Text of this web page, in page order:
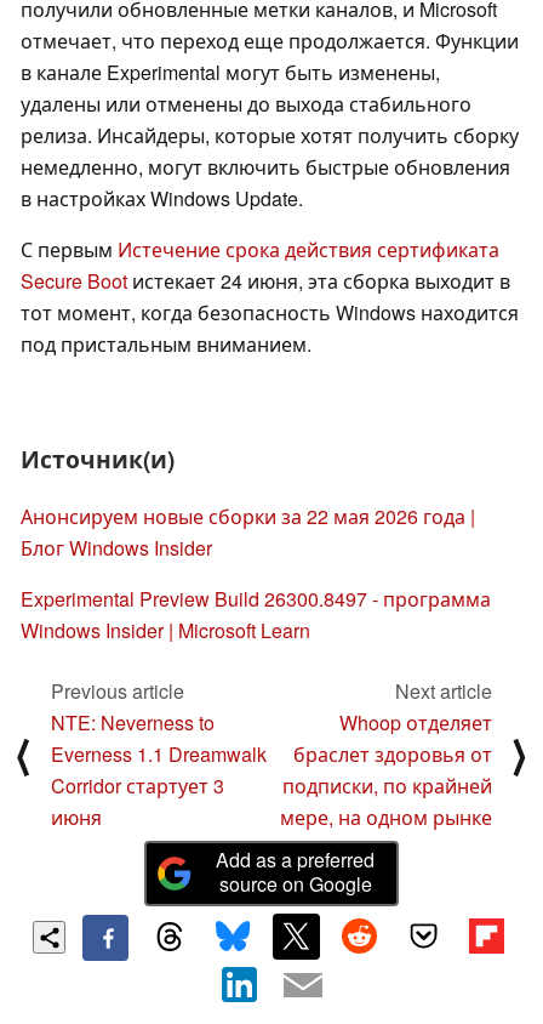
получили обновленные метки каналов, и Microsoft
отмечает, что переход еще продолжается. Функции
в канале Experimental могут быть изменены,
удалены или отменены до выхода стабильного
релиза. Инсайдеры, которые хотят получить сборку
немедленно, могут включить быстрые обновления
в настройках Windows Update.
С первым Истечение срока действия сертификата
Secure Boot истекает 24 июня, эта сборка выходит в
тот момент, когда безопасность Windows находится
под пристальным вниманием.
Источник(и)
Анонсируем новые сборки за 22 мая 2026 года |
Блог Windows Insider
Experimental Preview Build 26300.8497 - программа
Windows Insider | Microsoft Learn
⟨
Previous article
NTE: Neverness to
Everness 1.1 Dreamwalk
Corridor стартует 3
июня
Next article
Whoop отделяет
браслет здоровья от
подписки, по крайней
мере, на одном рынке
⟩
Add as a preferred
source on Google